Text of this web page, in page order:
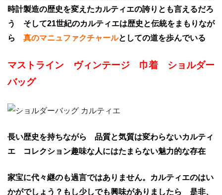
時計製造の歴史を変えたカルティエの誇りとも言えるだろ
う そして21世紀のカルティエは歴史と伝統をまもりなが
ら 真のマニュファクチャールとしての道を歩んでいる
マストライン ヴィンテージ 巾着 ショルダー
バッグ
長い歴史を持ちながら 品質と気質は変わらないカルティ
エ コレクション趣味な人にはたまらない魅力的な存在
家宝に代々継のも過言ではありません。カルティエのはい
かがでしょう？もし少しでも興味がありましたら 是非、